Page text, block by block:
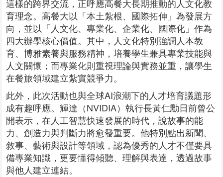
這樣的跨界交流，正呼應高餐大長期推動的人文化教
育理念。高餐大以「本土紮根、國際拓伸」為發展方
向，並以「人文化、專業化、企業化、國際化」作為
四大辦學核心價值。其中，人文化特別強調人本教
育、博雅素養與服務精神，培養學生兼具專業技能與
人文關懷；而專業化則重視理論與實務並重，讓學生
在餐旅領域建立紮實競爭力。
此外，此次活動也與全球AI浪潮下的人才培育議題形
成有趣呼應。輝達（NVIDIA）執行長黃仁勳日前曾公
開表示，在人工智慧快速發展的時代，說故事的能
力、創造力與判斷力將愈發重要。他特別點出新聞、
敘事、藝術與設計等領域，認為優秀的人才不僅要具
備專業知識，更要懂得傾聽、理解與表達，透過故事
與他人建立連結。